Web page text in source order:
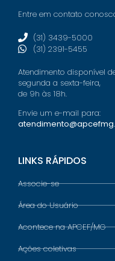
Entre em contato
(31) 3439-5000
(31) 2391-5455
Atendimento disponível
segunda a sexta-feira,
de 9h às 18h.
Envie um e-mail para:
LINKS RÁPIDOS
Associe-se
Área do Usuário
Acontece na APCEF/MG
Ações coletivas